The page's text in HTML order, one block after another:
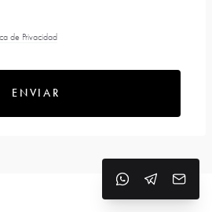
de Privacidad
ENVIAR